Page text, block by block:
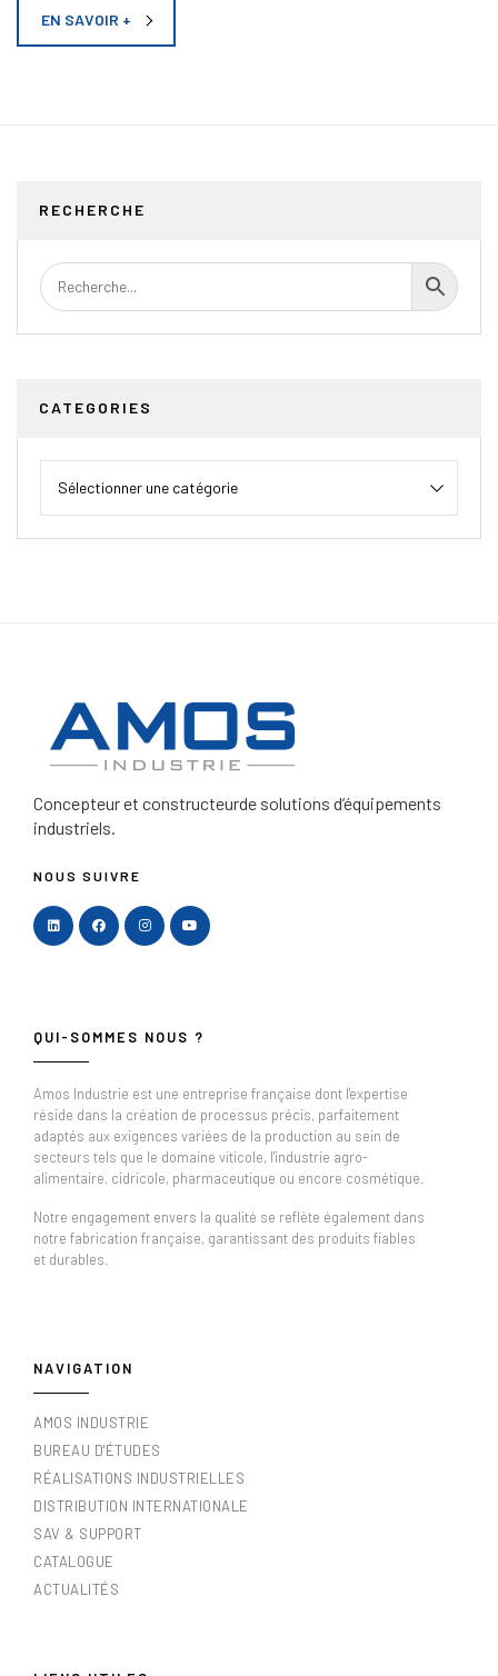
RECHERCHE
CATEGORIES
EN SAVOIR +
Concepteur et constructeurde solutions d’équipements
industriels.
NOUS SUIVRE
QUI-SOMMES NOUS ?
Amos Industrie est une entreprise française dont l'expertise
réside dans la création de processus précis, parfaitement
adaptés aux exigences variées de la production au sein de
secteurs tels que le domaine viticole, l'industrie agro-
alimentaire, cidricole, pharmaceutique ou encore cosmétique.
Notre engagement envers la qualité se reflète également dans
notre fabrication française, garantissant des produits fiables
et durables.
NAVIGATION
AMOS INDUSTRIE
BUREAU D'ÉTUDES
RÉALISATIONS INDUSTRIELLES
DISTRIBUTION INTERNATIONALE
SAV & SUPPORT
CATALOGUE
ACTUALITÉS